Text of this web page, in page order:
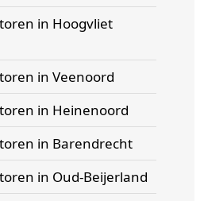
in Hoogvliet
in Veenoord
in Heinenoord
in Barendrecht
in Oud-Beijerland